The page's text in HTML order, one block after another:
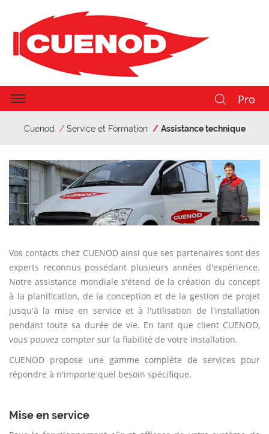
Pro
Cuenod Service et Formation Assistance technique
Vos contacts chez CUENOD ainsi que ses partenaires sont des
experts reconnus possédant plusieurs années d'expérience.
Notre assistance mondiale s'étend de la création du concept
à la planification, de la conception et de la gestion de projet
jusqu'à la mise en service et à l'utilisation de l'installation
pendant toute sa durée de vie. En tant que client CUENOD,
vous pouvez compter sur la fiabilité de votre installation.
CUENOD propose une gamme complète de services pour
répondre à n'importe quel besoin spécifique.
Mise en service